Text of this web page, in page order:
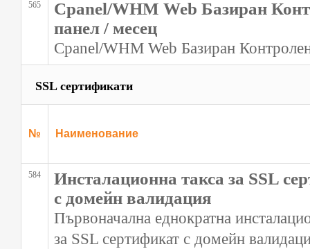
565
Cpanel/WHM Web Базиран
панел / месец
Cpanel/WHM Web Базиран
SSL сертификати
№ Наименование
584
Инсталационна такса за SSL
с домейн валидация
Първоначална еднократна
за SSL сертификат с домейн